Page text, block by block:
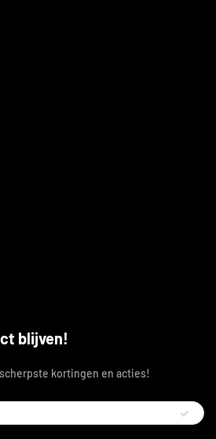
blijven!
kortingen en acties!